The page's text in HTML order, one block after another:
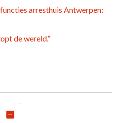
arresthuis Antwerpen:
de wereld.”